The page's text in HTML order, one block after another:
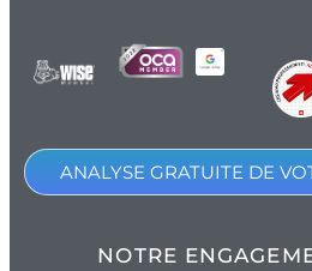
ANALYSE GRATUITE DE
NOTRE